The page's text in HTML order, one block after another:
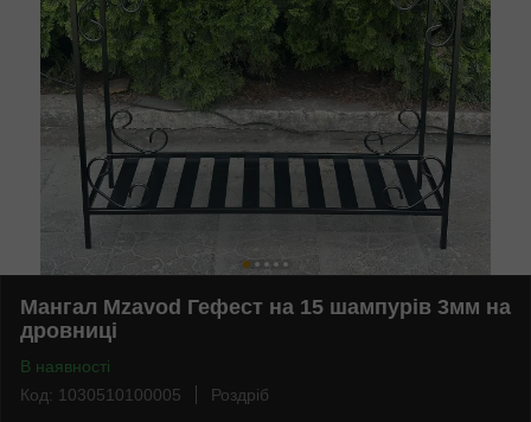
Мангал Mzavod Гефест на 15 шампурів 3мм на
дровниці
В наявності
Код: 1030510100005
Роздріб